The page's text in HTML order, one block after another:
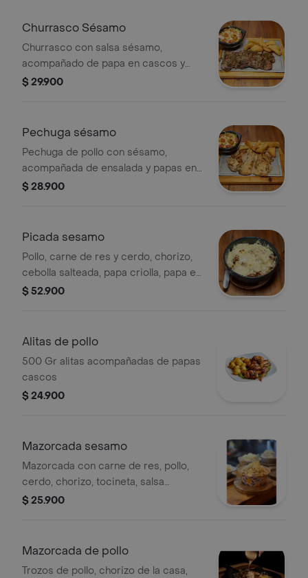
Churrasco Sésamo
Churrasco con salsa sésamo,
acompañado de papa en cascos y
ensalada con tomate cherry y maíz.
$ 29.900
Pechuga sésamo
Pechuga de pollo con sésamo,
acompañada de ensalada y papas en
cascos.
$ 28.900
Picada sesamo
Pollo, carne de res y cerdo, chorizo,
cebolla salteada, papa criolla, papa en
casquitos, moneditas de plátano y
$ 52.900
Alitas de pollo
500 Gr alitas acompañadas de papas
cascos
$ 24.900
Mazorcada sesamo
Mazorcada con carne de res, pollo,
cerdo, chorizo, tocineta, salsa
sésamo, maíz tierno y queso
$ 25.900
Mazorcada de pollo
Trozos de pollo, chorizo de la casa,